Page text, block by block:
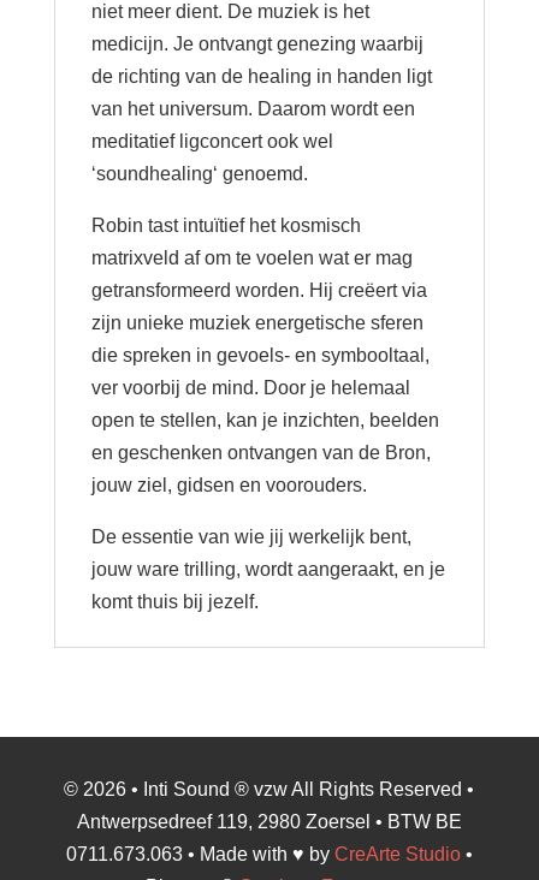
niet meer dient. De muziek is het
medicijn. Je ontvangt genezing waarbij
de richting van de healing in handen ligt
van het universum. Daarom wordt een
meditatief ligconcert ook wel
‘soundhealing‘ genoemd.
Robin tast intuïtief het kosmisch
matrixveld af om te voelen wat er mag
getransformeerd worden. Hij creëert via
zijn unieke muziek energetische sferen
die spreken in gevoels- en symbooltaal,
ver voorbij de mind. Door je helemaal
open te stellen, kan je inzichten, beelden
en geschenken ontvangen van de Bron,
jouw ziel, gidsen en voorouders.
De essentie van wie jij werkelijk bent,
jouw ware trilling, wordt aangeraakt, en je
komt thuis bij jezelf.
© 2026 • Inti Sound ® vzw All Rights Reserved •
Antwerpsedreef 119, 2980 Zoersel • BTW BE
0711.673.063 • Made with ♥ by CreArte Studio•